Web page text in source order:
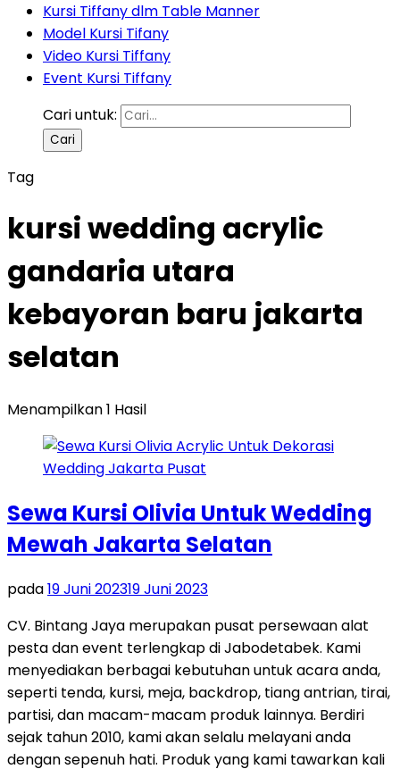
Kursi Tiffany dlm Table Manner
Model Kursi Tifany
Video Kursi Tiffany
Event Kursi Tiffany
Cari untuk:
Tag
kursi wedding acrylic
gandaria utara
kebayoran baru jakarta
selatan
Menampilkan 1 Hasil
Sewa Kursi Olivia Untuk Wedding
Mewah Jakarta Selatan
pada19 Juni 202319 Juni 2023
CV. Bintang Jaya merupakan pusat persewaan alat
pesta dan event terlengkap di Jabodetabek. Kami
menyediakan berbagai kebutuhan untuk acara anda,
seperti tenda, kursi, meja, backdrop, tiang antrian, tirai,
partisi, dan macam-macam produk lainnya. Berdiri
sejak tahun 2010, kami akan selalu melayani anda
dengan sepenuh hati. Produk yang kami tawarkan kali